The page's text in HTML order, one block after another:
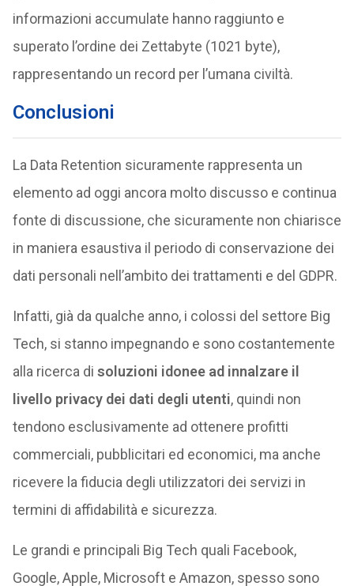
informazioni accumulate hanno raggiunto e
superato l’ordine dei Zettabyte (1021 byte),
rappresentando un record per l’umana civiltà.
Conclusioni
La Data Retention sicuramente rappresenta un
elemento ad oggi ancora molto discusso e continua
fonte di discussione, che sicuramente non chiarisce
in maniera esaustiva il periodo di conservazione dei
dati personali nell’ambito dei trattamenti e del GDPR.
Infatti, già da qualche anno, i colossi del settore Big
Tech, si stanno impegnando e sono costantemente
alla ricerca di soluzioni idonee ad innalzare il
livello privacy dei dati degli utenti, quindi non
tendono esclusivamente ad ottenere profitti
commerciali, pubblicitari ed economici, ma anche
ricevere la fiducia degli utilizzatori dei servizi in
termini di affidabilità e sicurezza.
Le grandi e principali Big Tech quali Facebook,
Google, Apple, Microsoft e Amazon, spesso sono